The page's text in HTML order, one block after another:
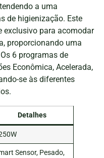
a uma
de higienização. Este
exclusivo para acomodar
proporcionando uma
6 programas de
Econômica, Acelerada,
se às diferentes
Detalhes
Sensor, Pesado,